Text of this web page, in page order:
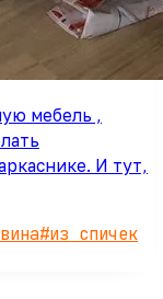
мебель ,
И тут,
#из спичек